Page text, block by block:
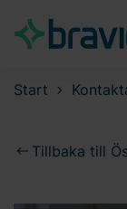
Start
Tillbaka till